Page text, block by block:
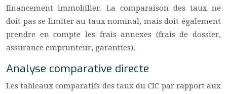
financement immobilier. La comparaison des taux ne
doit pas se limiter au taux nominal, mais doit également
prendre en compte les frais annexes (frais de dossier,
assurance emprunteur, garanties).
Analyse comparative directe
Les tableaux comparatifs des taux du CIC par rapport aux